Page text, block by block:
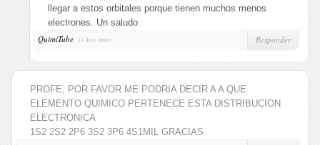
llegar a estos orbitales porque tienen muchos menos
electrones. Un saludo.
QuimiTube, 11 Años Antes Responder
PROFE, POR FAVOR ME PODRIA DECIR A A QUE
ELEMENTO QUIMICO PERTENECE ESTA DISTRIBUCION
ELECTRONICA
1S2 2S2 2P6 3S2 3P6 4S1MIL GRACIAS